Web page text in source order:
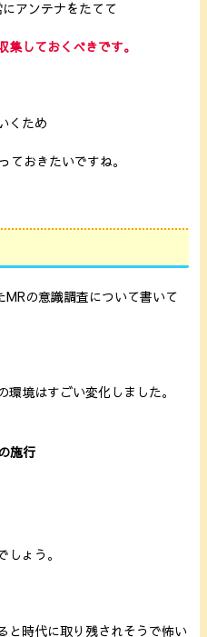
アンテナをたてて
しておくべきです。
くため
ておきたいですね。
の意識調査について書いて
境はすごい変化しました。
施行
ょう。
と時代に取り残されそうで怖い